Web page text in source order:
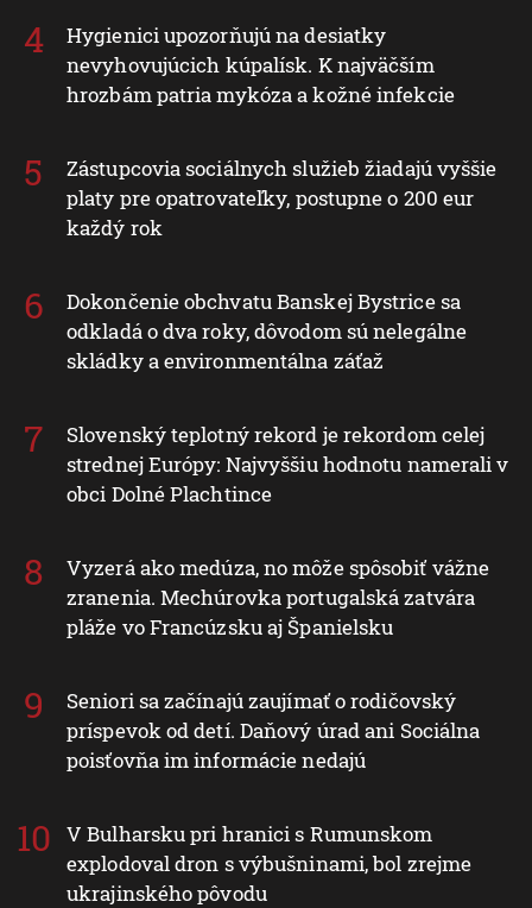
Hygienici upozorňujú na desiatky
nevyhovujúcich kúpalísk. K najväčším
hrozbám patria mykóza a kožné infekcie
Zástupcovia sociálnych služieb žiadajú vyššie
platy pre opatrovateľky, postupne o 200 eur
každý rok
Dokončenie obchvatu Banskej Bystrice sa
odkladá o dva roky, dôvodom sú nelegálne
skládky a environmentálna záťaž
Slovenský teplotný rekord je rekordom celej
strednej Európy: Najvyššiu hodnotu namerali v
obci Dolné Plachtince
Vyzerá ako medúza, no môže spôsobiť vážne
zranenia. Mechúrovka portugalská zatvára
pláže vo Francúzsku aj Španielsku
Seniori sa začínajú zaujímať o rodičovský
príspevok od detí. Daňový úrad ani Sociálna
poisťovňa im informácie nedajú
V Bulharsku pri hranici s Rumunskom
explodoval dron s výbušninami, bol zrejme
ukrajinského pôvodu